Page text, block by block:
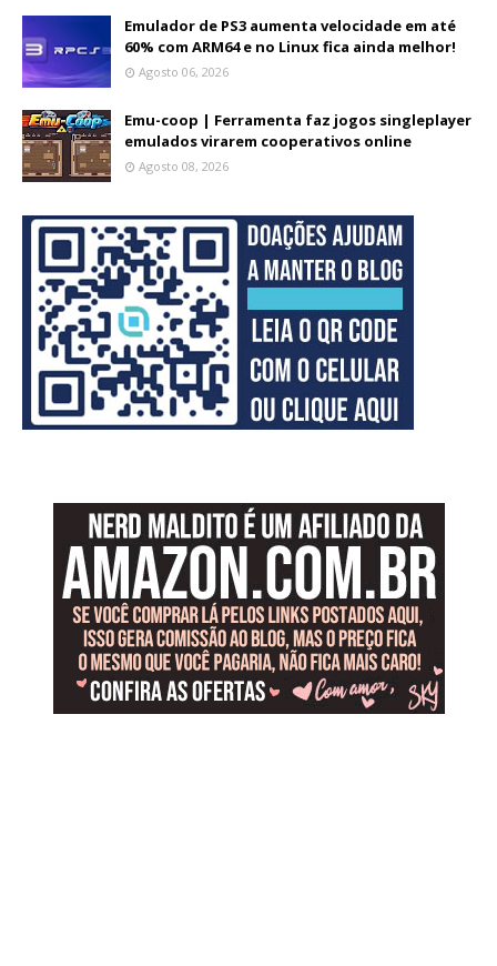
Emulador de PS3 aumenta velocidade em até
60% com ARM64 e no Linux fica ainda melhor!
Agosto 06, 2026
Emu-coop | Ferramenta faz jogos singleplayer
emulados virarem cooperativos online
Agosto 08, 2026